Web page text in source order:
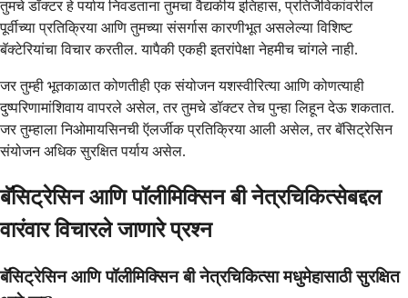
तुमचे डॉक्टर हे पर्याय निवडताना तुमचा वैद्यकीय इतिहास, प्रतिजैविकांवरील
पूर्वीच्या प्रतिक्रिया आणि तुमच्या संसर्गास कारणीभूत असलेल्या विशिष्ट
बॅक्टेरियांचा विचार करतील. यापैकी एकही इतरांपेक्षा नेहमीच चांगले नाही.
जर तुम्ही भूतकाळात कोणतीही एक संयोजन यशस्वीरित्या आणि कोणत्याही
दुष्परिणामांशिवाय वापरले असेल, तर तुमचे डॉक्टर तेच पुन्हा लिहून देऊ शकतात.
जर तुम्हाला निओमायसिनची ऍलर्जीक प्रतिक्रिया आली असेल, तर बॅसिट्रेसिन
संयोजन अधिक सुरक्षित पर्याय असेल.
बॅसिट्रेसिन आणि पॉलीमिक्सिन बी नेत्रचिकित्सेबद्दल
वारंवार विचारले जाणारे प्रश्न
बॅसिट्रेसिन आणि पॉलीमिक्सिन बी नेत्रचिकित्सा मधुमेहासाठी सुरक्षित